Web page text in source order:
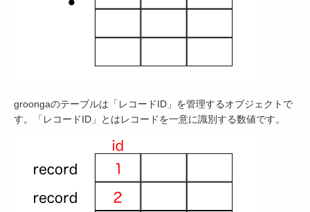
groongaのテーブルは「レコードID」を管理するオブジェクトで
す。「レコードID」とはレコードを一意に識別する数値です。